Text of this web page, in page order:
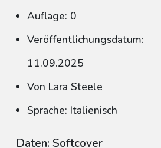
Auflage: 0
Veröffentlichungsdatum:
11.09.2025
Von Lara Steele
Sprache: Italienisch
Daten: Softcover